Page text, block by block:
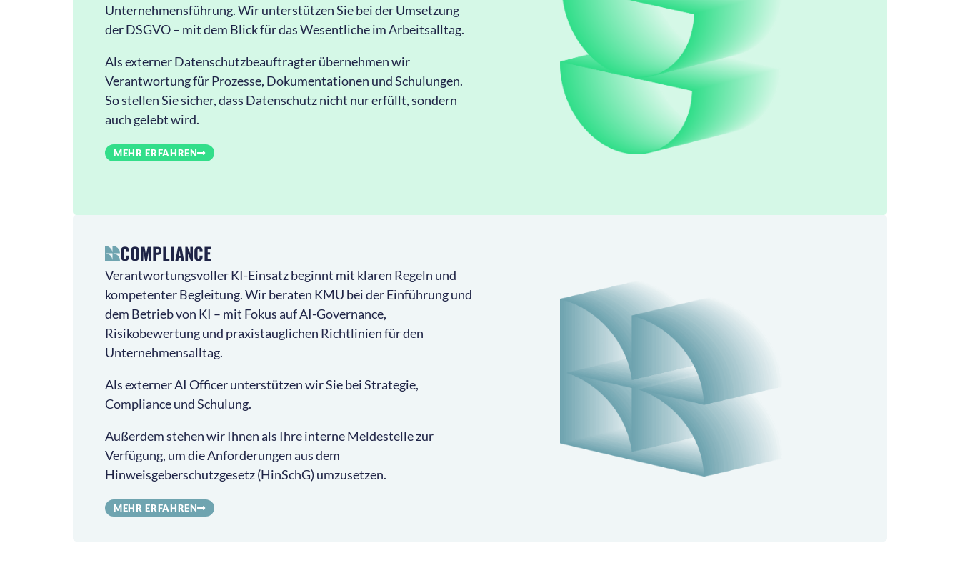
Unternehmensführung. Wir unterstützen Sie bei der Umsetzung
der DSGVO – mit dem Blick für das Wesentliche im Arbeitsalltag.
Als externer Datenschutzbeauftragter übernehmen wir
Verantwortung für Prozesse, Dokumentationen und Schulungen.
So stellen Sie sicher, dass Datenschutz nicht nur erfüllt, sondern
auch gelebt wird.
MEHR ERFAHREN
COMPLIANCE
Verantwortungsvoller KI-Einsatz beginnt mit klaren Regeln und
kompetenter Begleitung. Wir beraten KMU bei der Einführung und
dem Betrieb von KI – mit Fokus auf AI-Governance,
Risikobewertung und praxistauglichen Richtlinien für den
Unternehmensalltag.
Als externer AI Officer unterstützen wir Sie bei Strategie,
Compliance und Schulung.
Außerdem stehen wir Ihnen als Ihre interne Meldestelle zur
Verfügung, um die Anforderungen aus dem
Hinweisgeberschutzgesetz (HinSchG) umzusetzen.
MEHR ERFAHREN